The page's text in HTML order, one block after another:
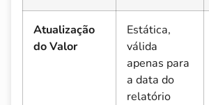
Atualização
do Valor
Estática,
válida
apenas para
a data do
relatório